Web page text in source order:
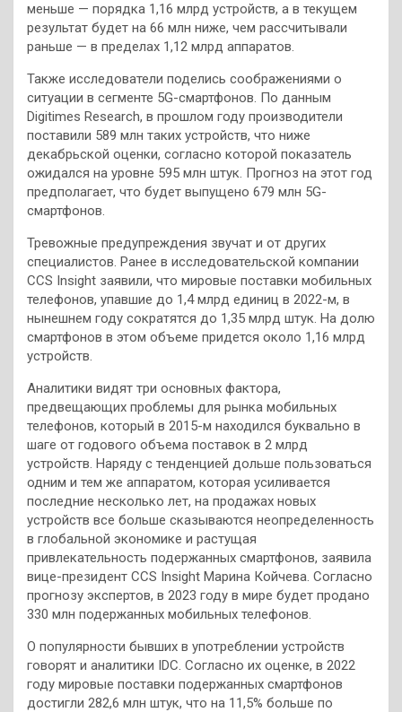
меньше — порядка 1,16 млрд устройств, а в текущем
результат будет на 66 млн ниже, чем рассчитывали
раньше — в пределах 1,12 млрд аппаратов.
Также исследователи поделись соображениями о
ситуации в сегменте 5G-смартфонов. По данным
Digitimes Research, в прошлом году производители
поставили 589 млн таких устройств, что ниже
декабрьской оценки, согласно которой показатель
ожидался на уровне 595 млн штук. Прогноз на этот год
предполагает, что будет выпущено 679 млн 5G-
смартфонов.
Тревожные предупреждения звучат и от других
специалистов. Ранее в исследовательской компании
CCS Insight заявили, что мировые поставки мобильных
телефонов, упавшие до 1,4 млрд единиц в 2022-м, в
нынешнем году сократятся до 1,35 млрд штук. На долю
смартфонов в этом объеме придется около 1,16 млрд
устройств.
Аналитики видят три основных фактора,
предвещающих проблемы для рынка мобильных
телефонов, который в 2015-м находился буквально в
шаге от годового объема поставок в 2 млрд
устройств. Наряду с тенденцией дольше пользоваться
одним и тем же аппаратом, которая усиливается
последние несколько лет, на продажах новых
устройств все больше сказываются неопределенность
в глобальной экономике и растущая
привлекательность подержанных смартфонов, заявила
вице-президент CCS Insight Марина Койчева. Согласно
прогнозу экспертов, в 2023 году в мире будет продано
330 млн подержанных мобильных телефонов.
О популярности бывших в употреблении устройств
говорят и аналитики IDC. Согласно их оценке, в 2022
году мировые поставки подержанных смартфонов
достигли 282,6 млн штук, что на 11,5% больше по